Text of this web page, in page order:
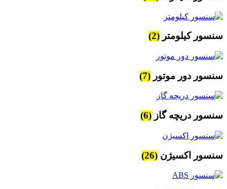
سنسور کیلومتر (2)
سنسور دور موتور (7)
سنسور دریچه گاز (6)
سنسور اکسیژن (26)